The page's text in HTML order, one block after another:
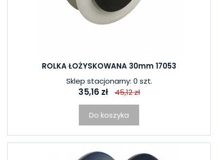
ROLKA ŁOŻYSKOWANA 30mm 17053
Sklep stacjonarny: 0 szt.
35,16 zł 45,12 zł
Do koszyka